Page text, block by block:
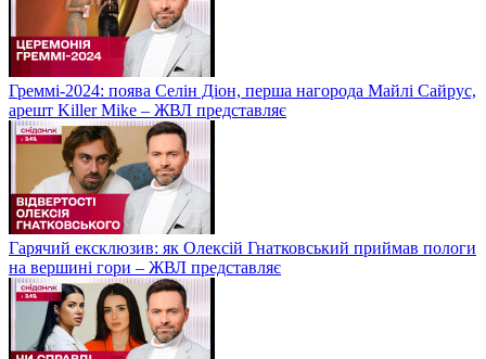
Греммі-2024: поява Селін Діон, перша нагорода Майлі Сайрус,
арешт Killer Mike – ЖВЛ представляє
Гарячий ексклюзив: як Олексій Гнатковський приймав пологи
на вершині гори – ЖВЛ представляє